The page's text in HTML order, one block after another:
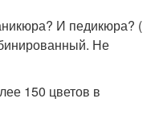
И педикюра? (
Не
150 цветов в